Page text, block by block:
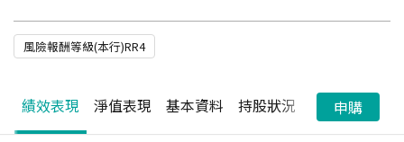
風險報酬等級(本行)RR4
績效表現 淨值表現 基本資料 持股狀況 配息狀況
申購